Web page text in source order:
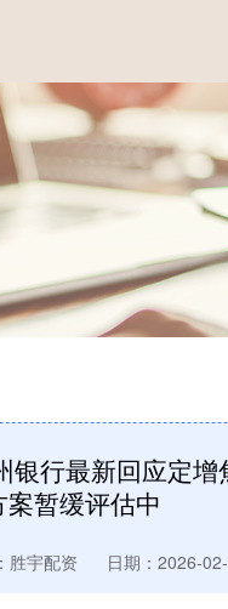
银行最新回应定
暂缓评估中
胜宇配资 日期：2026-